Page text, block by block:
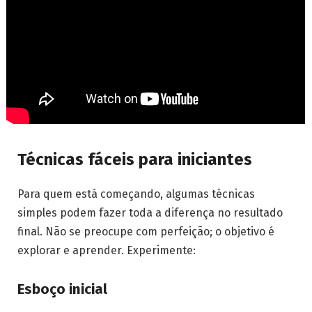
Técnicas fáceis para iniciantes
Para quem está começando, algumas técnicas
simples podem fazer toda a diferença no resultado
final. Não se preocupe com perfeição; o objetivo é
explorar e aprender. Experimente:
Esboço inicial